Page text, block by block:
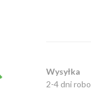
Wysyłka
2-4 dni